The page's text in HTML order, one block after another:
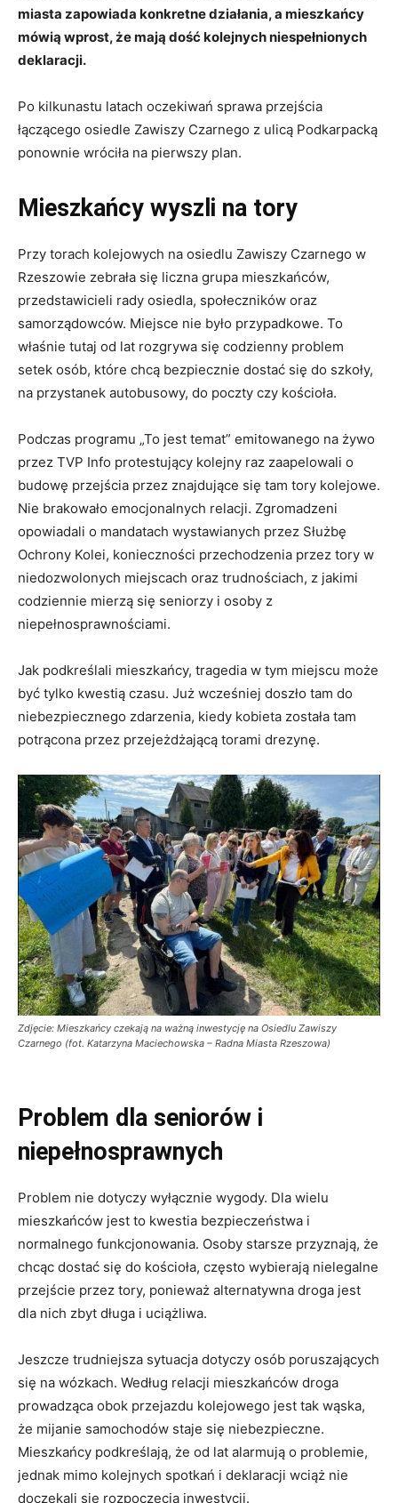
miasta zapowiada konkretne działania, a mieszkańcy
mówią wprost, że mają dość kolejnych niespełnionych
deklaracji.
Po kilkunastu latach oczekiwań sprawa przejścia
łączącego osiedle Zawiszy Czarnego z ulicą Podkarpacką
ponownie wróciła na pierwszy plan.
Mieszkańcy wyszli na tory
Przy torach kolejowych na osiedlu Zawiszy Czarnego w
Rzeszowie zebrała się liczna grupa mieszkańców,
przedstawicieli rady osiedla, społeczników oraz
samorządowców. Miejsce nie było przypadkowe. To
właśnie tutaj od lat rozgrywa się codzienny problem
setek osób, które chcą bezpiecznie dostać się do szkoły,
na przystanek autobusowy, do poczty czy kościoła.
Podczas programu „To jest temat” emitowanego na żywo
przez TVP Info protestujący kolejny raz zaapelowali o
budowę przejścia przez znajdujące się tam tory kolejowe.
Nie brakowało emocjonalnych relacji. Zgromadzeni
opowiadali o mandatach wystawianych przez Służbę
Ochrony Kolei, konieczności przechodzenia przez tory w
niedozwolonych miejscach oraz trudnościach, z jakimi
codziennie mierzą się seniorzy i osoby z
niepełnosprawnościami.
Jak podkreślali mieszkańcy, tragedia w tym miejscu może
być tylko kwestią czasu. Już wcześniej doszło tam do
niebezpiecznego zdarzenia, kiedy kobieta została tam
potrącona przez przejeżdżającą torami drezynę.
Zdjęcie: Mieszkańcy czekają na ważną inwestycję na Osiedlu Zawiszy
Czarnego (fot. Katarzyna Maciechowska – Radna Miasta Rzeszowa)
Problem dla seniorów i
niepełnosprawnych
Problem nie dotyczy wyłącznie wygody. Dla wielu
mieszkańców jest to kwestia bezpieczeństwa i
normalnego funkcjonowania. Osoby starsze przyznają, że
chcąc dostać się do kościoła, często wybierają nielegalne
przejście przez tory, ponieważ alternatywna droga jest
dla nich zbyt długa i uciążliwa.
Jeszcze trudniejsza sytuacja dotyczy osób poruszających
się na wózkach. Według relacji mieszkańców droga
prowadząca obok przejazdu kolejowego jest tak wąska,
że mijanie samochodów staje się niebezpieczne.
Mieszkańcy podkreślają, że od lat alarmują o problemie,
jednak mimo kolejnych spotkań i deklaracji wciąż nie
doczekali się rozpoczęcia inwestycji.